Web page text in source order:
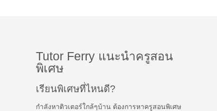
Tutor Ferry แนะนำครูสอน
พิเศษ
เรียนพิเศษที่ไหนดี?
กำลังหาติวเตอร์ใกล้ๆบ้าน ต้องการหาครูสอนพิเศษ